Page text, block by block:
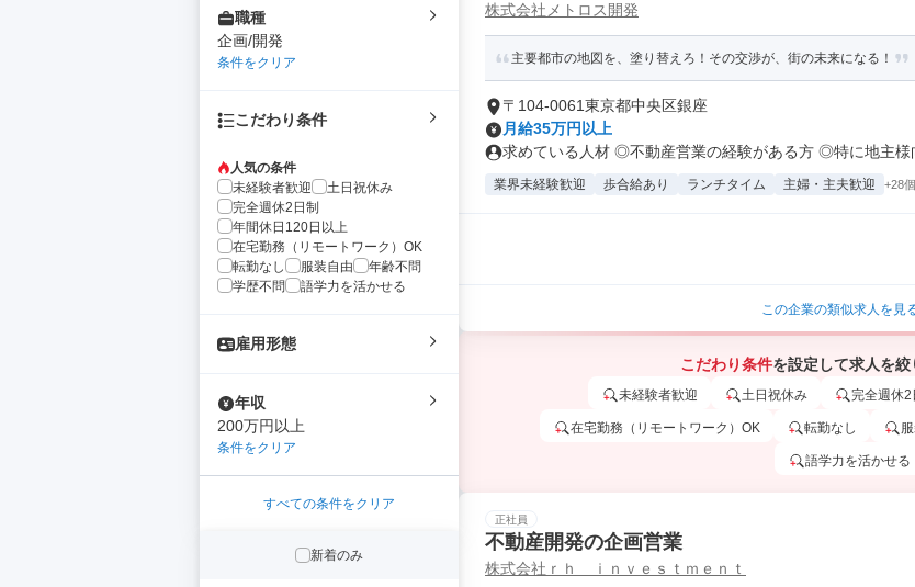
職種
企画/開発
条件をクリア
こだわり条件
人気の条件
未経験者歓迎
土日祝休み
完全週休2日制
年間休日120日以上
在宅勤務（リモートワーク）OK
転勤なし
服装自由
年齢不問
学歴不問
語学力を活かせる
雇用形態
年収
200万円以上
条件をクリア
すべての条件をクリア
新着のみ
株式会社メトロス開発
主要都市の地図を、塗り替えろ！その交渉が、街の未来になる！
〒104-0061東京都中央区銀座
月給35万円以上
求めている人材 ◎不動産営業の経験がある方 ◎特に地主様
業界未経験歓迎 歩合給あり ランチタイム 主婦・主夫歓迎 +28個
この企業の類似求人を見
こだわり条件を設定して求人を絞
未経験者歓迎 土日祝休み 完全週休2
在宅勤務（リモートワーク）OK 転勤なし
語学力を活かせる
正社員
不動産開発の企画営業
株式会社ｒｈ ｉｎｖｅｓｔｍｅｎｔ